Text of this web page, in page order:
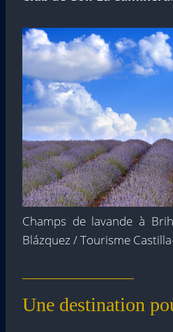
Champs de lavande à
Blázquez / Tourisme
Une destination